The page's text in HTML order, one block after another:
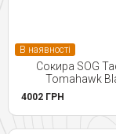
В наявності
Сокира SOG
Tomahawk
4002 ГРН